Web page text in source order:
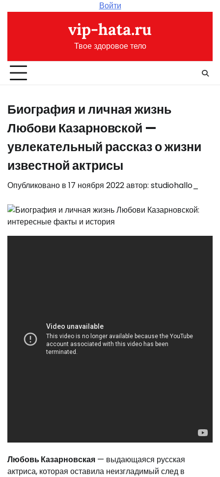
Войти
vip-hata.ru
Твое здоровое тело
Биография и личная жизнь
Любови Казарновской —
увлекательный рассказ о жизни
известной актрисы
Опубликовано в 17 ноября 2022автор: studiohallo_
Любовь Казарновская — выдающаяся русская
актриса, которая оставила неизгладимый след в